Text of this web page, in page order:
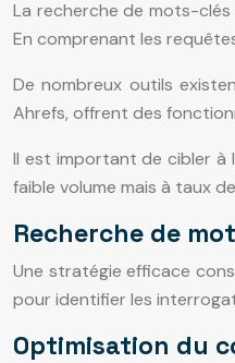
La recherche de mots-
En comprenant les
De nombreux outils
Ahrefs, offrent des
Il est important de cibler à
faible volume mais à taux
Recherche de
Une stratégie efficace
pour identifier les
Optimisation du